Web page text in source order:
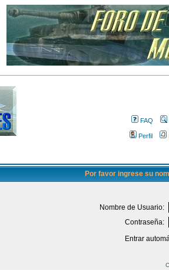
FAQ
Perfil
Por favor ingrese su
Nombre de Usuario:
Contraseña:
Entrar